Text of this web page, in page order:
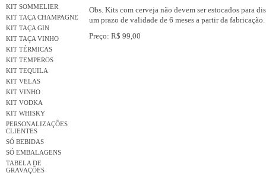
KIT SOMMELIER
KIT TAÇA CHAMPAGNE
KIT TAÇA GIN
KIT TAÇA VINHO
KIT TÉRMICAS
KIT TEMPEROS
KIT TEQUILA
KIT VELAS
KIT VINHO
KIT VODKA
KIT WHISKY
PERSONALIZAÇÕES
CLIENTES
SÓ BEBIDAS
SÓ EMBALAGENS
TABELA DE
GRAVAÇÕES
Obs. Kits com cerveja não devem ser estocados para
um prazo de validade de 6 meses a partir da fabricação.
Preço: R$ 99,00